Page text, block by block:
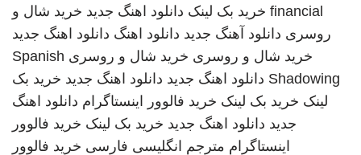
financial خرید بک لینک دانلود اهنگ جدید خرید شال و
روسری دانلود آهنگ جدید دانلود اهنگ دانلود اهنگ جدید
خرید شال و روسری خرید شال و روسری Spanish
Shadowing دانلود اهنگ جدید دانلود اهنگ جدید خرید بک
لینک خرید بک لینک خرید فالوور اینستاگرام دانلود اهنگ
جدید دانلود اهنگ جدید خرید بک لینک خرید فالوور
اینستاگرام مترجم انگلیسی فارسی خرید فالوور